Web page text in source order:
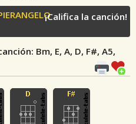
: Bm, E, A, D, F#, A5,
¡Califica la canción!